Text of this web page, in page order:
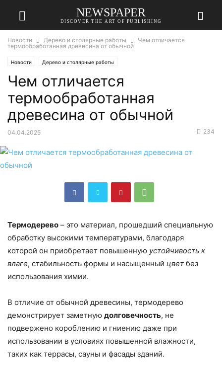
NEWSPAPER
DISCOVER THE ART OF PUBLISHING
Новости Дерево и столярные работы
Чем отличается
термообработанная древесина от обычной
Новости Дерево и столярные работы
Чем отличается
термообработанная
древесина от обычной
04.04.2025 234
Термодерево – это материал, прошедший специальную
обработку высокими температурами, благодаря
которой он приобретает повышенную устойчивость к
влаге, стабильность формы и насыщенный цвет без
использования химии.
В отличие от обычной древесины, термодерево
демонстрирует заметную долговечность, не
подвержено короблению и гниению даже при
использовании в условиях повышенной влажности,
таких как террасы, сауны и фасады зданий.